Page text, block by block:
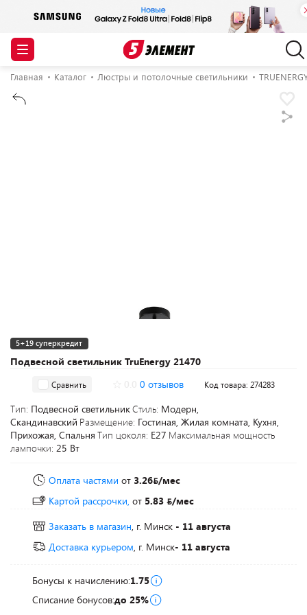
Главная Каталог Люстры и потолочные светильники
Подвесной светильник TruEnergy 21470
5+19 суперкредит
Сравнить 0 отзывов Код товара: 274283
Тип: Подвесной светильникСтиль: Модерн,
Скандинавский Размещение: Гостиная, Жилая комната, Кухня,
Прихожая, Спальня Тип цоколя: E27 Максимальная мощность
лампочки: 25 Вт
Оплата частями от 3.26 /мес
Картой рассрочки, от 5.83
/мес
Заказать в магазин, г. Минск - 11 августа
Доставка курьером, г. Минск- 11 августа
Бонусы к начислению:1.75
Списание бонусов:до 25%